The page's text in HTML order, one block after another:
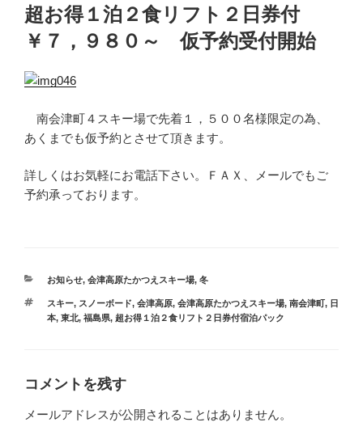
稿
日:
超お得１泊２食リフト２日券付
￥７，９８０～ 仮予約受付開始
南会津町４スキー場で先着１，５００名様限定の為、
あくまでも仮予約とさせて頂きます。
詳しくはお気軽にお電話下さい。ＦＡＸ、メールでもご
予約承っております。
カ
ゴ
リ
お知らせ, 会津高原たかつえスキー場, 冬
タ
グ
スキー, スノーボード, 会津高原, 会津高原たかつえスキー場, 南会津町, 日
本, 東北, 福島県, 超お得１泊２食リフト２日券付宿泊パック
コメントを残す
メールアドレスが公開されることはありません。